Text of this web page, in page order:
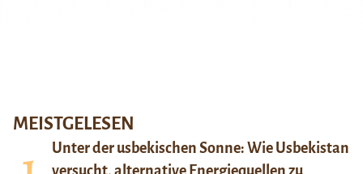
MEISTGELESEN
Unter der usbekischen Sonne: Wie Usbekistan